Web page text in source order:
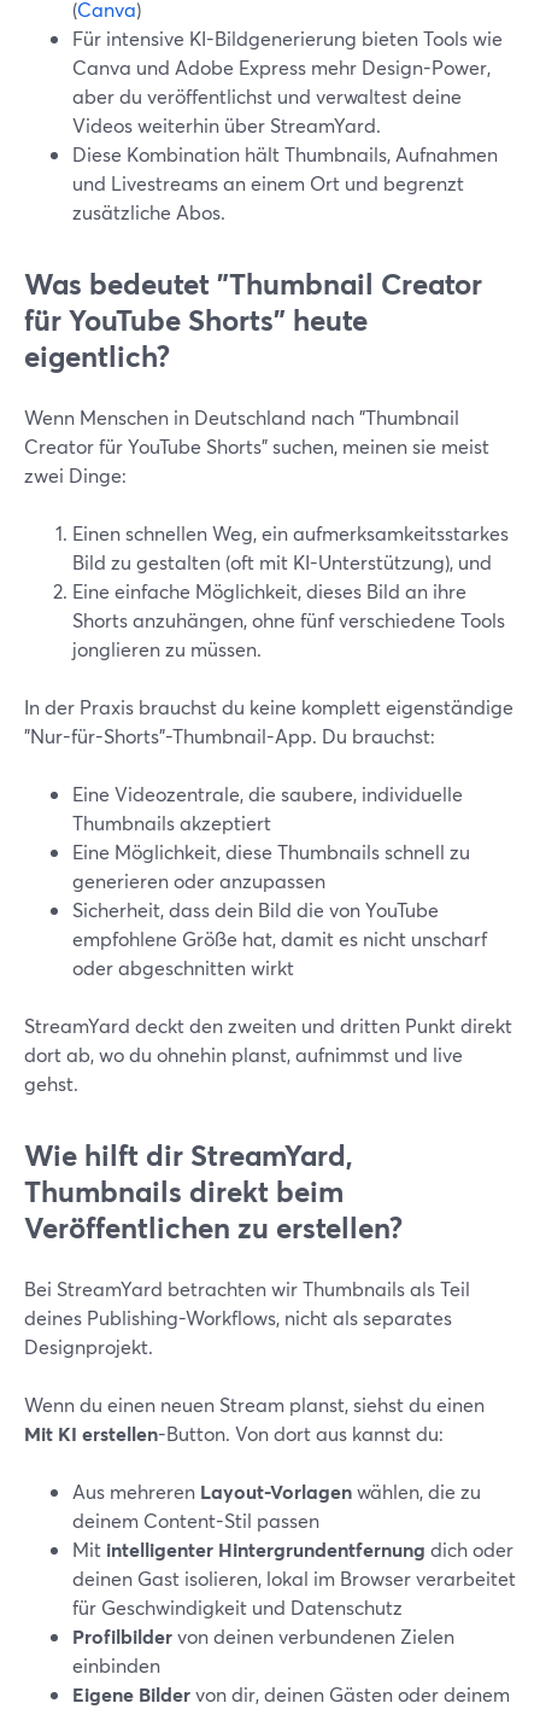
(Canva)
Für intensive KI-Bildgenerierung bieten Tools wie
Canva und Adobe Express mehr Design-Power,
aber du veröffentlichst und verwaltest deine
Videos weiterhin über StreamYard.
Diese Kombination hält Thumbnails, Aufnahmen
und Livestreams an einem Ort und begrenzt
zusätzliche Abos.
Was bedeutet "Thumbnail Creator
für YouTube Shorts" heute
eigentlich?
Wenn Menschen in Deutschland nach "Thumbnail
Creator für YouTube Shorts" suchen, meinen sie meist
zwei Dinge:
Einen schnellen Weg, ein aufmerksamkeitsstarkes
Bild zu gestalten (oft mit KI-Unterstützung), und
Eine einfache Möglichkeit, dieses Bild an ihre
Shorts anzuhängen, ohne fünf verschiedene Tools
jonglieren zu müssen.
In der Praxis brauchst du keine komplett eigenständige
"Nur-für-Shorts"-Thumbnail-App. Du brauchst:
Eine Videozentrale, die saubere, individuelle
Thumbnails akzeptiert
Eine Möglichkeit, diese Thumbnails schnell zu
generieren oder anzupassen
Sicherheit, dass dein Bild die von YouTube
empfohlene Größe hat, damit es nicht unscharf
oder abgeschnitten wirkt
StreamYard deckt den zweiten und dritten Punkt direkt
dort ab, wo du ohnehin planst, aufnimmst und live
gehst.
Wie hilft dir StreamYard,
Thumbnails direkt beim
Veröffentlichen zu erstellen?
Bei StreamYard betrachten wir Thumbnails als Teil
deines Publishing-Workflows, nicht als separates
Designprojekt.
Wenn du einen neuen Stream planst, siehst du einen
Mit KI erstellen-Button. Von dort aus kannst du:
Aus mehreren Layout-Vorlagenwählen, die zu
deinem Content-Stil passen
Mit intelligenter Hintergrundentfernung dich oder
deinen Gast isolieren, lokal im Browser verarbeitet
für Geschwindigkeit und Datenschutz
Profilbildervon deinen verbundenen Zielen
einbinden
Eigene Bildervon dir, deinen Gästen oder deinem